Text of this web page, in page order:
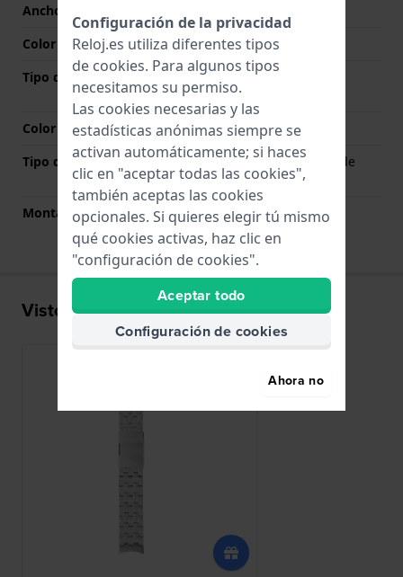
Ancho de las asas
Color de correa
Plateado
Tipo de cierre
Cierre desplegable con
botones pulsadores
Color del cierre
Plateado
Tipo de montaje
Pasadores con resorte de
liberación rápida
Montaje Recto
No
Visto recientemente
Configuración de la privacidad
Reloj.es utiliza diferentes tipos
de cookies. Para algunos tipos
necesitamos su permiso.
Las cookies necesarias y las
estadísticas anónimas siempre se
activan automáticamente; si haces
clic en "aceptar todas las cookies",
también aceptas las cookies
opcionales. Si quieres elegir tú mismo
qué cookies activas, haz clic en
"configuración de cookies".
Aceptar todo
Configuración de cookies
Ahora no